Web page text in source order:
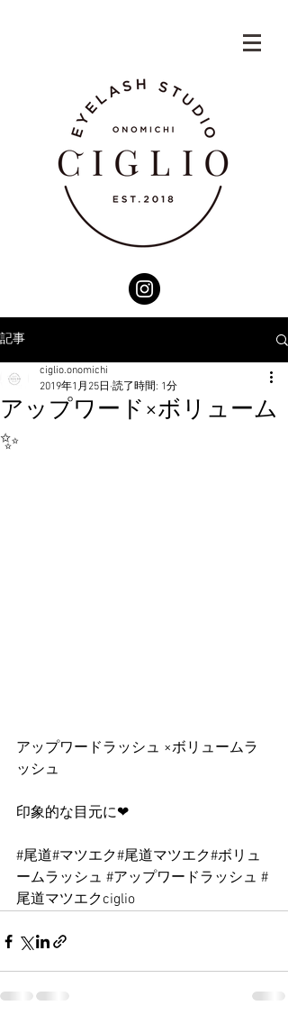
記事
アップワード×ボリューム
✨
ciglio.onomichi
2019年1月25日 読了時間: 1分
アップワードラッシュ ×ボリュームラ
ッシュ
印象的な目元に❤︎
#尾道#マツエク#尾道マツエク#ボリュ
ームラッシュ #アップワードラッシュ #
尾道マツエクciglio